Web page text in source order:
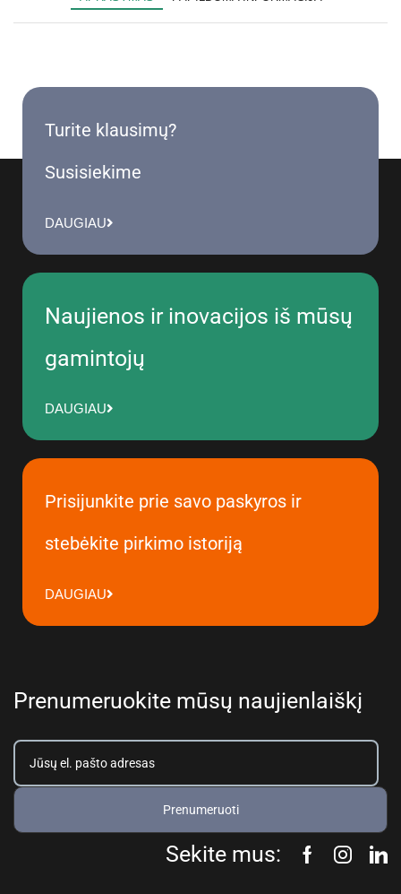
Turite klausimų?
Susisiekime
DAUGIAU
Naujienos ir inovacijos iš mūsų
gamintojų
DAUGIAU
Prisijunkite prie savo paskyros ir
stebėkite pirkimo istoriją
DAUGIAU
Prenumeruokite mūsų naujienlaiškį
Prenumeruoti
Sekite mus: